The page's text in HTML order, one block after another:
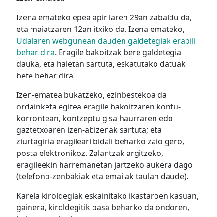
Izena emateko epea apirilaren 29an zabaldu da,
eta maiatzaren 12an itxiko da. Izena emateko,
Udalaren webgunean dauden galdetegiak erabili
behar dira. Eragile bakoitzak bere galdetegia
dauka, eta haietan sartuta, eskatutako datuak
bete behardira.
Izen-ematea bukatzeko, ezinbestekoa da
ordainketa egitea eragile bakoitzaren kontu-
korrontean, kontzeptu gisa haurraren edo
gaztetxoaren izen-abizenak sartuta; eta
ziurtagiria eragileari bidali beharko zaio gero,
posta elektronikoz. Zalantzak argitzeko,
eragileekin harremanetan jartzeko aukera dago
(telefono-zenbakiak eta emailak taulan daude).
Karela kiroldegiak eskainitako ikastaroen kasuan,
gainera, kiroldegitik pasa beharko da ondoren,